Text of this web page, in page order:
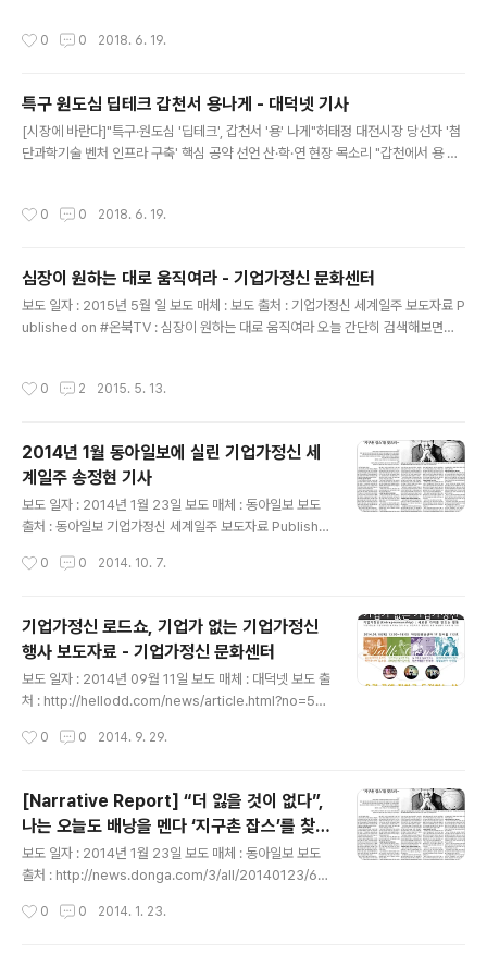
하고 공감하는 협력공간을 만들어 기술과 기술, 기술과 사람, 사람과 사람을 이어나
tartup Plus)'를 개관했다. 진흥재단은 이노스타트업+의 전문적인 운영을 위해 올
해 초 전담업체 모집공고를 통해 아인벤처스(대..
0 0 2018. 6. 19.
특구 원도심 딥테크 갑천서 용나게 - 대덕넷 기사
[시장에 바란다]"특구·원도심 '딥테크', 갑천서 '용' 나게"허태정 대전시장 당선자 '첨
단과학기술 벤처 인프라 구축' 핵심 공약 선언 산·학·연 현장 목소리 "갑천에서 용 나
2018.06.14|수정 : 2018.06.18"대덕특구는 신생 스타트업들의 원천기술 소싱이
하다. 원도심의 인쇄거리 공간재생으로 서비스·IT업 혁신 생태계를 구축할 수 있다."
(이용관 블루포인트파트너스 대표)..
0 0 2018. 6. 19.
심장이 원하는 대로 움직여라 - 기업가정신 문화센터
보도 일자 : 2015년 5월 일 보도 매체 : 보도 출처 : 기업가정신 세계일주 보도자료 P
ublished on #온북TV : 심장이 원하는 대로 움직여라 오늘 간단히 검색해보면서
저 뮤지컬 배우는 누굴까? ㅎㅎ 졸저를 읽느라 고생했겠다. 나중에 만나면 술 한 잔
하게 이해하고 있었다. 이 책은 딱 그 정도 용도다. 그 정도만 이해해주면 된다. 내가
달필가도 아니고, 그거면 됐다. 사치와 마놀로, 천닝 등의 사례가 독자들에게 반응이
좀 있는 듯..
0 2 2015. 5. 13.
2014년 1월 동아일보에 실린 기업가정신 세
계일주 송정현 기사
보도 일자 : 2014년 1월 23일 보도 매체 : 동아일보 보도
출처 : 동아일보 기업가정신 세계일주 보도자료 Publishe
에 실린 기사원본. (Add Budher to your Linked-in /
urship Travel] -Quest for Little Hero- Homepag
e : www.wet.or.kr Twitter : @wetproject / @btoo
ls E-mail : WET project / Budher Song *****후원
문의 및 계좌***** CITI BANK 895-12006-267-01
송정현(기업가정신 세계일주) 기업가정신 세계일주 프로젝
0 0 2014. 10. 7.
기업가정신 로드쇼, 기업가 없는 기업가정신
행사 보도자료 - 기업가정신 문화센터
보도 일자 : 2014년 09월 11일 보도 매체 : 대덕넷 보도 출
처 : http://hellodd.com/news/article.html?no=501
업청이 주최하고 기업가정신 문화센터에서 주관한 기업가
션센터에서 채용박람회와 함께 장소를 빌려 행사를 진행했
는데, 큰 무대인만큼 많은 멤버들이 준비를 했다. 덕분에 3
00명 이상 참관객이 참여했고, 기업가정신 연극 뿐만 아니
라, 4명의 연사들도 훌륭한 강연과 이야기를 들려주었다.
쇼 이미지.4人이 전하는 진짜 '기업가 정신' 들어보시..
0 0 2014. 9. 29.
[Narrative Report] “더 잃을 것이 없다”,
나는 오늘도 배낭을 멘다 ‘지구촌 잡스’를 찾으
러…
보도 일자 : 2014년 1월 23일 보도 매체 : 동아일보 보도
출처 : http://news.donga.com/3/all/20140123/60
n 음. 많은 인터뷰 내용이 축약되면서 다소 왜곡된 부분이
0 0 2014. 1. 23.